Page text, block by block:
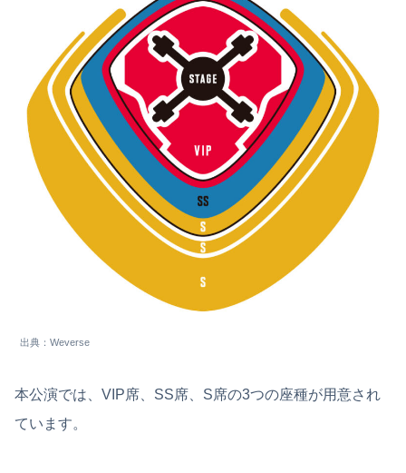
出典：Weverse
本公演では、VIP席、SS席、S席の3つの座種が用意され
ています。